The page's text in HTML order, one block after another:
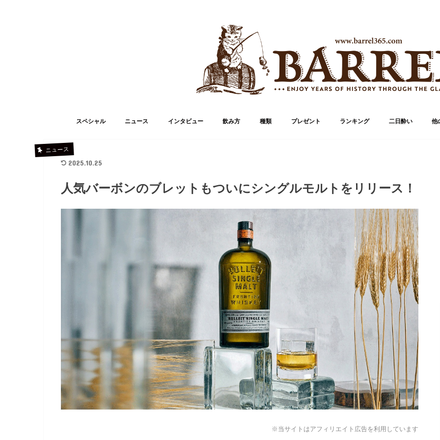
スペシャル ニュース インタビュー 飲み方 種類 プレゼント ランキング 二日酔い 他
ニュース
2025.10.25
人気バーボンのブレットもついにシングルモルトをリリース！
※当サイトはアフィリエイト広告を利用しています